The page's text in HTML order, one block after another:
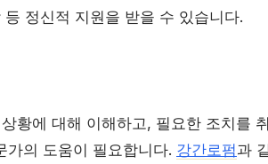
정신적 지원을 받을 수 있습니다.
황에 대해 이해하고, 필요한 조치를
가의 도움이 필요합니다. 강간로펌과